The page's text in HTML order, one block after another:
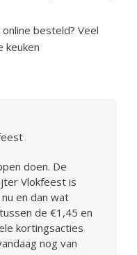
besteld? Veel
keuken
doen. De
Vlokfeest is
en dan wat
de €1,45 en
kortingsacties
nog van